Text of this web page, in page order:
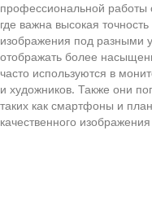
профессиональной
где важна высокая
изображения под разными
отображать более
часто используются в
и художников. Также они
таких как смартфоны и
качественного